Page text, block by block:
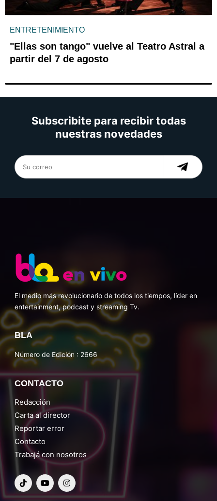
ENTRETENIMIENTO
"Ellas son tango" vuelve al Teatro Astral a
partir del 7 de agosto
Subscribite para recibir todas
nuestras novedades
El medio más revolucionario de todos los tiempos, líder en
entertainment, podcast y streaming Tv.
BLA
Número de Edición : 2666
CONTACTO
Redacción
Carta al director
Reportar error
Contacto
Trabajá con nosotros